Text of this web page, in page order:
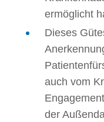
ermöglicht
Dieses
auch vom
der